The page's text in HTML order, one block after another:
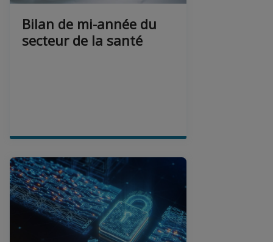
Bilan de mi-année du
secteur de la santé